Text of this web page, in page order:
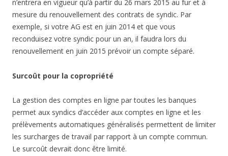
n’entrera en vigueur qu’à partir du 26 mars 2015 au fur et à
mesure du renouvellement des contrats de syndic. Par
exemple, si votre AG est en juin 2014 et que vous
reconduisez votre syndic pour un an, il faudra lors du
renouvellement en juin 2015 prévoir un compte séparé.
Surcoût pour la copropriété
La gestion des comptes en ligne par toutes les banques
permet aux syndics d’accéder aux comptes en ligne et les
prélèvements automatiques généralisés permettent de limiter
les surcharges de travail par rapport à un compte commun.
Le surcoût devrait donc être limité.